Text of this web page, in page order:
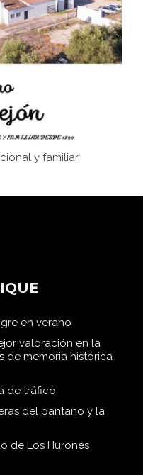
en el campo: del
de Los Hurones
y familiar
en verano
valoración en la
de memoria histórica
de tráfico
del pantano y la
de Los Hurones